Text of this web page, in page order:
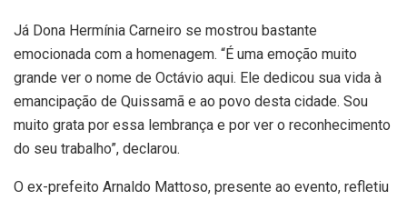
Já Dona Hermínia Carneiro se mostrou bastante
emocionada com a homenagem. “É uma emoção muito
grande ver o nome de Octávio aqui. Ele dedicou sua vida à
emancipação de Quissamã e ao povo desta cidade. Sou
muito grata por essa lembrança e por ver o reconhecimento
do seu trabalho”, declarou.
O ex-prefeito Arnaldo Mattoso, presente ao evento, refletiu